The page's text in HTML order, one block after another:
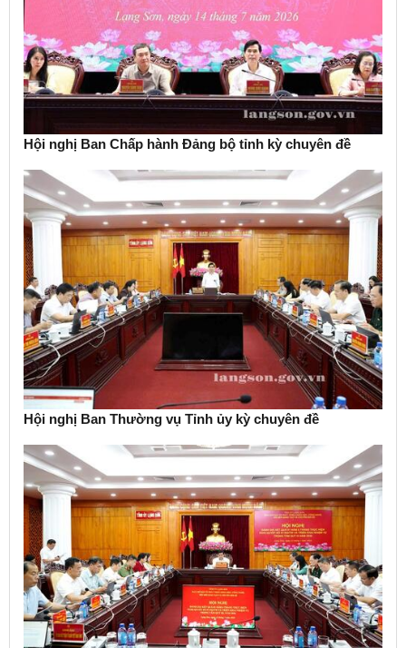
Hội nghị Ban Chấp hành Đảng bộ tỉnh kỳ chuyên đề
Hội nghị Ban Thường vụ Tỉnh ủy kỳ chuyên đề